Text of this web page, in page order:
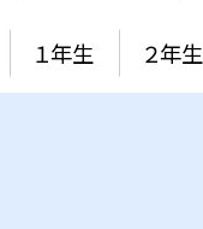
１年生 ２年生